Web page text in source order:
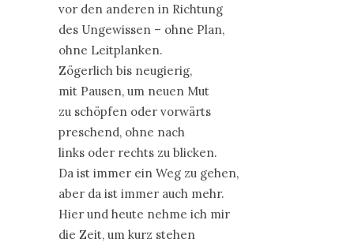
vor den anderen in Richtung
des Ungewissen – ohne Plan,
ohne Leitplanken.
Zögerlich bis neugierig,
mit Pausen, um neuen Mut
zu schöpfen oder vorwärts
preschend, ohne nach
links oder rechts zu blicken.
Da ist immer ein Weg zu gehen,
aber da ist immer auch mehr.
Hier und heute nehme ich mir
die Zeit, um kurz stehen